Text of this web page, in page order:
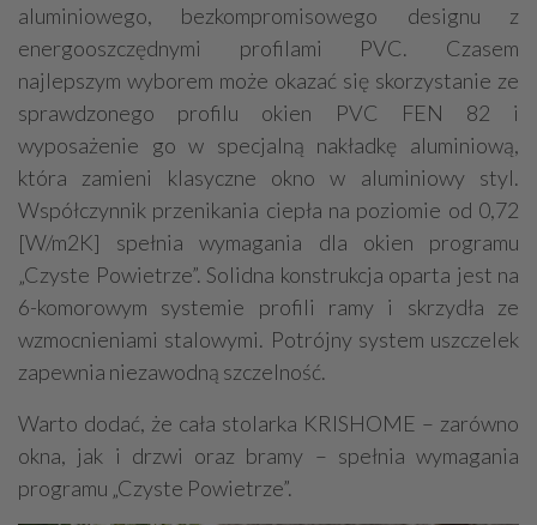
aluminiowego, bezkompromisowego designu z
energooszczędnymi profilami PVC. Czasem
najlepszym wyborem może okazać się skorzystanie ze
sprawdzonego profilu okien PVC FEN 82 i
wyposażenie go w specjalną nakładkę aluminiową,
która zamieni klasyczne okno w aluminiowy styl.
Współczynnik przenikania ciepła na poziomie od 0,72
[W/m2K] spełnia wymagania dla okien programu
„Czyste Powietrze”. Solidna konstrukcja oparta jest na
6-komorowym systemie profili ramy i skrzydła ze
wzmocnieniami stalowymi. Potrójny system uszczelek
zapewnia niezawodną szczelność.
Warto dodać, że cała stolarka KRISHOME – zarówno
okna, jak i drzwi oraz bramy – spełnia wymagania
programu „Czyste Powietrze”.